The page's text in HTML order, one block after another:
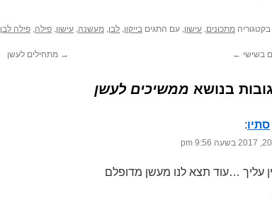
מתכונים, עישון, עם התגים בייקון, לבן, מעשנה, עישון, פילה, פילה לבן
→ מתחילים לעשן בשישי ←
ממשיכים לעשן
סתיו‏:
עליך …עוד תצא לנו מעשן מדופלם